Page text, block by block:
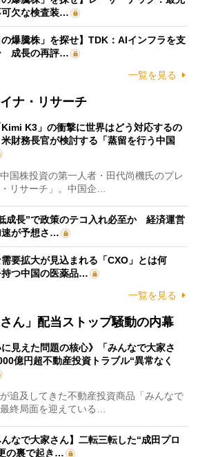
可欠な検査装…
の爆騰株」を探せ】TDK：AIインフラを支
成長の再評…
一覧を見る
ナ・リサーチ
K3」の衝撃に世界はどう対応するの
財務長官が検討する「蒸留を行う中国
国株投資の第一人者・田代尚機氏のプレ
リサーチ」。中国企…
成長”で政策のテコ入れ必至か 経済運営
速が予想さ…
要拡大が見込まれる「CXO」とは何
つ中国の医薬品…
一覧を見る
さん」配当ストップ騒動の内幕
に見えた問題の核心》「みんなで大家さ
億円超不動産投資トラブル“異常なく
追及してきた不動産投資商品「みんなで
終局面を迎えている…
んなで大家さん】二転三転した“成田プロ
の裏で起き…